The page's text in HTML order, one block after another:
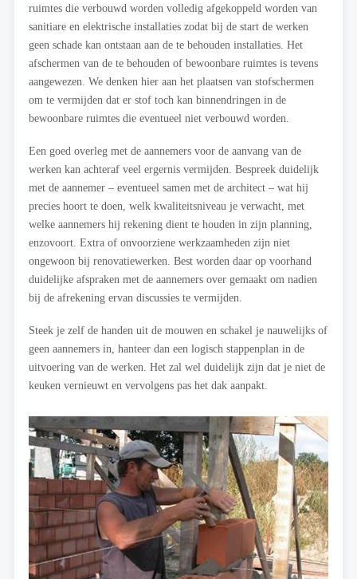
ruimtes die verbouwd worden volledig afgekoppeld worden van
sanitiare en elektrische installaties zodat bij de start de werken
geen schade kan ontstaan aan de te behouden installaties. Het
afschermen van de te behouden of bewoonbare ruimtes is tevens
aangewezen. We denken hier aan het plaatsen van stofschermen
om te vermijden dat er stof toch kan binnendringen in de
bewoonbare ruimtes die eventueel niet verbouwd worden.
Een goed overleg met de aannemers voor de aanvang van de
werken kan achteraf veel ergernis vermijden. Bespreek duidelijk
met de aannemer – eventueel samen met de architect – wat hij
precies hoort te doen, welk kwaliteitsniveau je verwacht, met
welke aannemers hij rekening dient te houden in zijn planning,
enzovoort. Extra of onvoorziene werkzaamheden zijn niet
ongewoon bij renovatiewerken. Best worden daar op voorhand
duidelijke afspraken met de aannemers over gemaakt om nadien
bij de afrekening ervan discussies te vermijden.
Steek je zelf de handen uit de mouwen en schakel je nauwelijks of
geen aannemers in, hanteer dan een logisch stappenplan in de
uitvoering van de werken. Het zal wel duidelijk zijn dat je niet de
keuken vernieuwt en vervolgens pas het dak aanpakt.